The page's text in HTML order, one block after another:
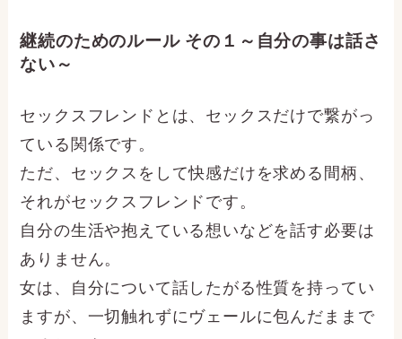
継続のためのルール その１～自分の事は話さ
ない～
セックスフレンドとは、セックスだけで繋がっ
ている関係です。
ただ、セックスをして快感だけを求める間柄、
それがセックスフレンドです。
自分の生活や抱えている想いなどを話す必要は
ありません。
女は、自分について話したがる性質を持ってい
ますが、一切触れずにヴェールに包んだままで